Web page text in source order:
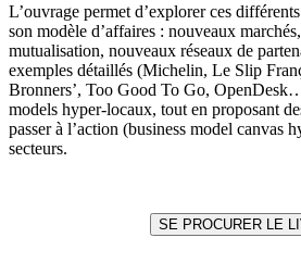
L’ouvrage permet d’explorer ces
son modèle d’affaires : nouveaux
mutualisation, nouveaux réseaux de
exemples détaillés (Michelin, Le Slip
Bronners’, Too Good To Go,
models hyper-locaux, tout en proposant
passer à l’action (business model canvas
secteurs.
SE PROCURER LE